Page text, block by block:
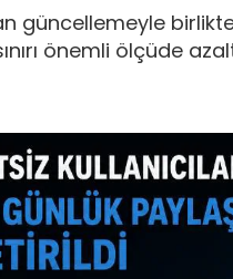
güncellemeyle
önemli ölçüde